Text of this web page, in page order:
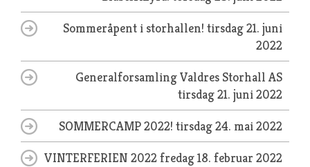
Sommeråpent i storhallen! tirsdag 21. juni
2022
Generalforsamling Valdres Storhall AS
tirsdag 21. juni 2022
SOMMERCAMP 2022! tirsdag 24. mai 2022
VINTERFERIEN 2022fredag 18. februar 2022